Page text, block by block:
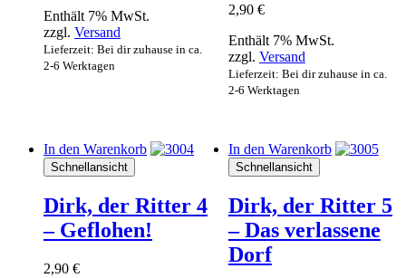
Enthält 7% MwSt.
zzgl. Versand
Lieferzeit: Bei dir zuhause in ca.
2-6 Werktagen
2,90 €
Enthält 7% MwSt.
zzgl. Versand
Lieferzeit: Bei dir zuhause in ca.
2-6 Werktagen
In den Warenkorb
Schnellansicht
Dirk, der Ritter 4
– Geflohen!
2,90 €
In den Warenkorb
Schnellansicht
Dirk, der Ritter 5
– Das verlassene
Dorf